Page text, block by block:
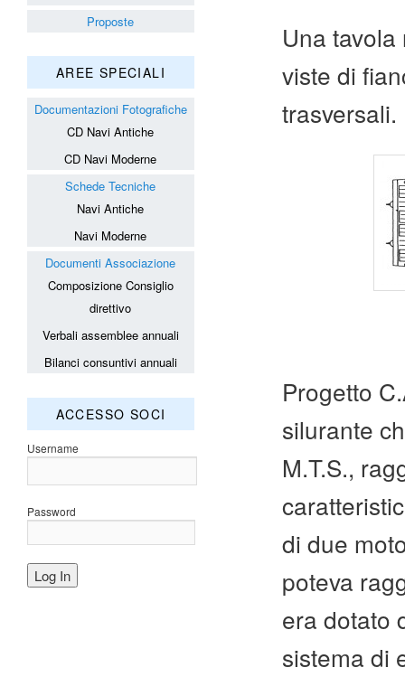
Una
viste di
trasversali.
Progetto
silurante
M.T.S.,
di due
poteva
era dotato
sistema di
Proposte
AREE SPECIALI
Documentazioni Fotografiche
CD Navi Antiche
CD Navi Moderne
Schede Tecniche
Navi Antiche
Navi Moderne
Documenti Associazione
Composizione Consiglio
direttivo
Verbali assemblee annuali
Bilanci consuntivi annuali
ACCESSO SOCI
Username
Password